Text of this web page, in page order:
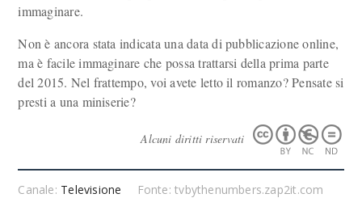
immaginare.
Non è ancora stata indicata una data di pubblicazione online,
ma è facile immaginare che possa trattarsi della prima parte
del 2015. Nel frattempo, voi avete letto il romanzo? Pensate si
presti a una miniserie?
Alcuni diritti riservati
Canale: Televisione
Fonte: tvbythenumbers.zap2it.com